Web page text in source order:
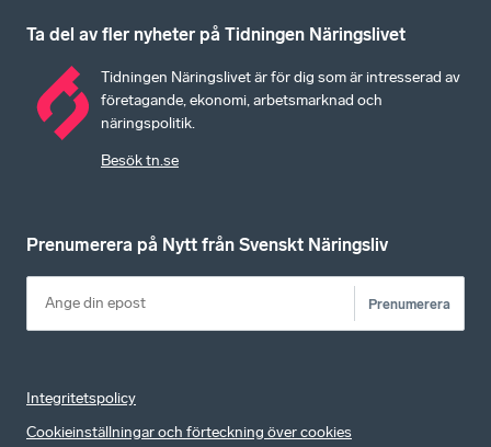
Ta del av fler nyheter på Tidningen Näringslivet
Tidningen Näringslivet är för dig som är intresserad av
företagande, ekonomi, arbetsmarknad och
näringspolitik.
Besök tn.se
Prenumerera på Nytt från Svenskt Näringsliv
Prenumerera
Integritetspolicy
Cookieinställningar och förteckning över cookies